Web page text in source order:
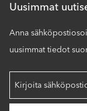
Uusimmat
Anna
uusimmat tiedot